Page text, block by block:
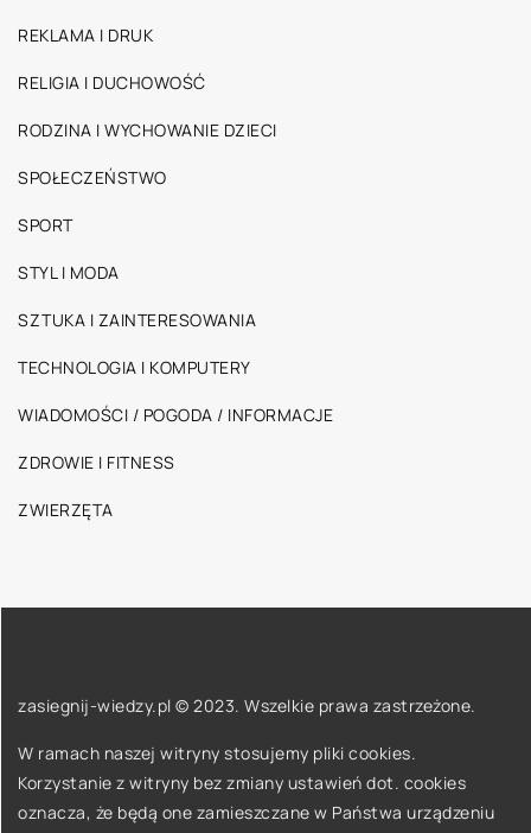
REKLAMA I DRUK
RELIGIA I DUCHOWOŚĆ
RODZINA I WYCHOWANIE DZIECI
SPOŁECZEŃSTWO
SPORT
STYL I MODA
SZTUKA I ZAINTERESOWANIA
TECHNOLOGIA I KOMPUTERY
WIADOMOŚCI / POGODA / INFORMACJE
ZDROWIE I FITNESS
ZWIERZĘTA
zasiegnij-wiedzy.pl © 2023. Wszelkie prawa zastrzeżone.
W ramach naszej witryny stosujemy pliki cookies.
Korzystanie z witryny bez zmiany ustawień dot. cookies
oznacza, że będą one zamieszczane w Państwa urządzeniu